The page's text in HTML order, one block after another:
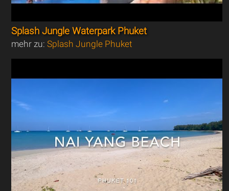
Splash Jungle Waterpark Phuket
mehr zu:Splash Jungle Phuket